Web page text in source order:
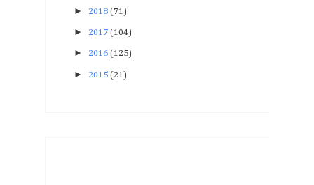
► 2018 (71)
► 2017 (104)
► 2016 (125)
► 2015 (21)